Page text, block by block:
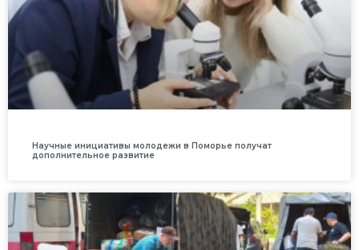
Научные инициативы молодежи в Поморье получат
дополнительное развитие